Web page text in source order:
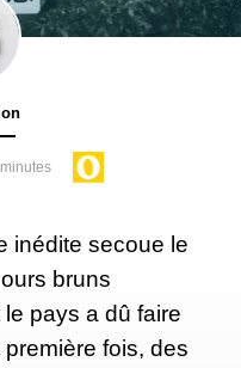
inédite secoue le
bruns
pays a dû faire
fois, des